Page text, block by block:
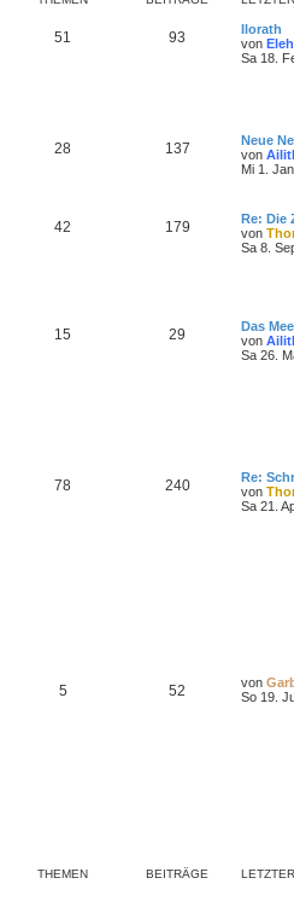
51 93
Ilorath
von
Sa 18.
28 137
Neue
von
Mi 1.
42 179
Re: Die
von
Sa 8.
15 29
Das
von
Sa 26.
78 240
Re:
von
Sa 21.
5 52 von
So 19.
THEMEN BEITRÄGE